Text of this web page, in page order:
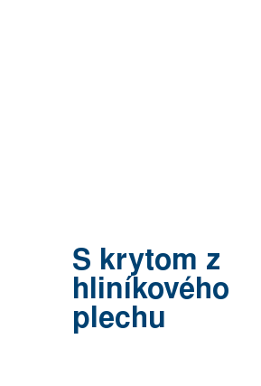
S krytom z
hliníkového
plechu